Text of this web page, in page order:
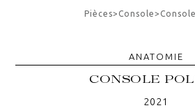
Pièces> Console>
ANATOMIE
CONSOLE
2021